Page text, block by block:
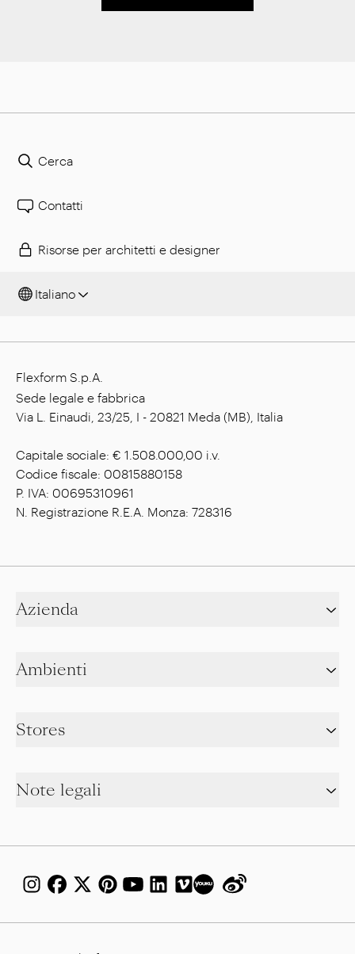
Cerca
Contatti
Risorse per architetti e designer
Italiano
Flexform S.p.A.
Sede legale e fabbrica
Via L. Einaudi, 23/25, I - 20821 Meda (MB), Italia
Capitale sociale: € 1.508.000,00 i.v.
Codice fiscale: 00815880158
P. IVA: 00695310961
N. Registrazione R.E.A. Monza: 728316
Azienda
Ambienti
Stores
Note legali